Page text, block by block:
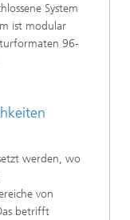
System
ist modular
96-
werden, wo
von
betrifft